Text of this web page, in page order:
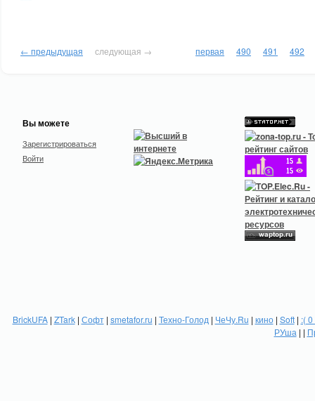
← предыдущая следующая → первая 490 491 492
Вы можете
Зарегистрироваться
Войти
BrickUFA| ZTark| Софт| smetafor.ru | Техно-Голод | ЧеЧу.Ru | кино| Soft| :(
РУша | |